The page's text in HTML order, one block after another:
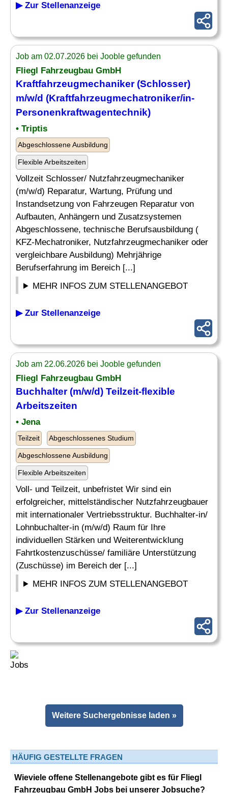
▶ Zur Stellenanzeige
Job am 02.07.2026 bei Jooble gefunden
Fliegl Fahrzeugbau GmbH
Kraftfahrzeugmechaniker (Schlosser)
m/w/d (Kraftfahrzeugmechatroniker/in-
Personenkraftwagentechnik)
• Triptis
Abgeschlossene Ausbildung
Flexible Arbeitszeiten
Vollzeit Schlosser/ Nutzfahrzeugmechaniker
(m/w/d) Reparatur, Wartung, Prüfung und
Instandsetzung von Fahrzeugen Reparatur von
Aufbauten, Anhängern und Zusatzsystemen
Abgeschlossene, technische Berufsausbildung (
KFZ-Mechatroniker, Nutzfahrzeugmechaniker oder
vergleichbare Ausbildung) Mehrjährige
Berufserfahrung im Bereich [...]
MEHR INFOS ZUM STELLENANGEBOT
▶ Zur Stellenanzeige
Job am 22.06.2026 bei Jooble gefunden
Fliegl Fahrzeugbau GmbH
Buchhalter (m/w/d) Teilzeit-flexible
Arbeitszeiten
• Jena
Teilzeit Abgeschlossenes Studium
Abgeschlossene Ausbildung
Flexible Arbeitszeiten
Voll- und Teilzeit, unbefristet Wir sind ein
erfolgreicher, mittelständischer Nutzfahrzeugbauer
mit internationaler Vertriebsstruktur. Buchhalter-in/
Lohnbuchalter-in (m/w/d) Raum für Ihre
individuellen Stärken und Weiterentwicklung
Fahrtkostenzuschüsse/ familiäre Unterstützung
(Zuschüsse) im Bereich der [...]
MEHR INFOS ZUM STELLENANGEBOT
▶ Zur Stellenanzeige
Weitere Suchergebnisse laden »
HÄUFIG GESTELLTE FRAGEN
Wieviele offene Stellenangebote gibt es für Fliegl
Fahrzeugbau GmbH Jobs bei unserer Jobsuche?